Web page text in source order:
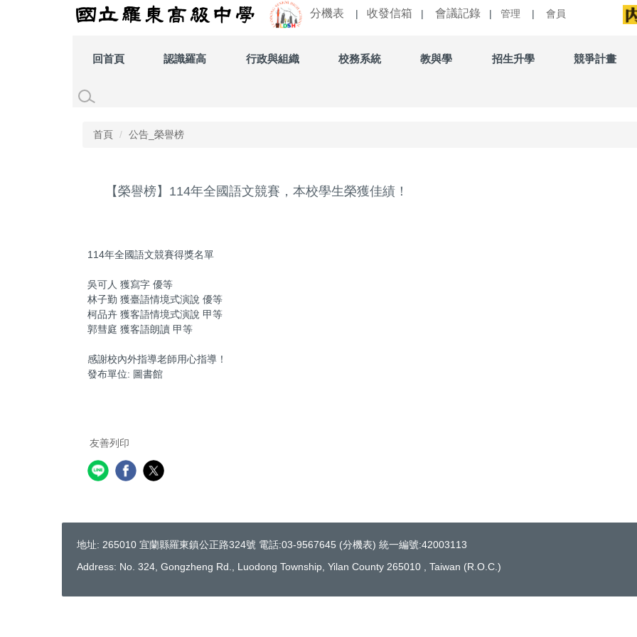
分機表 收發信箱 會議記錄 管理 會員
回首頁 認識羅高 行政與組織 校務系統 教與學 招生升學 競爭計畫
首頁 公告_榮譽榜
【榮譽榜】114年全國語文競賽，本校學生榮獲佳績！
114年全國語文競賽得獎名單
吳可人 獲寫字 優等
林子勤 獲臺語情境式演說 優等
柯品卉 獲客語情境式演說 甲等
郭彗庭 獲客語朗讀 甲等
感謝校內外指導老師用心指導！
發布單位: 圖書館
友善列印
地址: 265010 宜蘭縣羅東鎮公正路324號 電話:03-9567645 (分機表) 統一編號:42003113
Address: No. 324, Gongzheng Rd., Luodong Township, Yilan County 265010 , Taiwan (R.O.C.)